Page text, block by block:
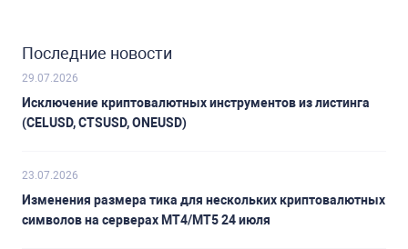
Последние новости
29.07.2026
Исключение криптовалютных инструментов из листинга
(CELUSD, CTSUSD, ONEUSD)
23.07.2026
Изменения размера тика для нескольких криптовалютных
символов на серверах MT4/MT5 24 июля